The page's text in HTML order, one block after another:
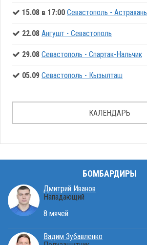
15.08 в 17:00 Севастополь - Астрахань
22.08 Ангушт - Севастополь
29.08 Севастополь - Спартак-Нальчик
05.09 Севастополь - Кызылташ
КАЛЕНДАРЬ
БОМБАРДИРЫ
Дмитрий Иванов
Нападающий
8 мячей
Вадим Зубавленко